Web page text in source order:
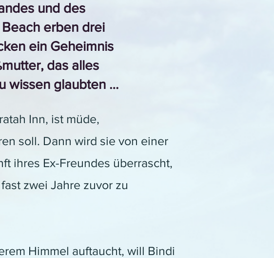
und des
erben drei
ein Geheimnis
das alles
wissen glaubten …
Inn, ist müde,
soll. Dann wird sie von einer
ihres Ex-Freundes überrascht,
zwei Jahre zuvor zu
Himmel auftaucht, will Bindi